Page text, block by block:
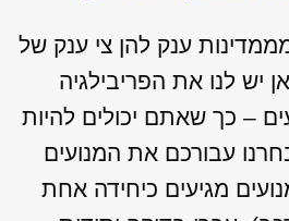
ענק להן צי ענק של
יש לנו את הפריבילגיה
– כך שאתם יכולים להיות
עבורכם את המנועים
מגיעים כיחידה אחת